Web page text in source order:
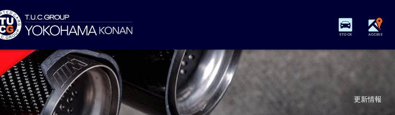
STOCK ACCESS
更新情報